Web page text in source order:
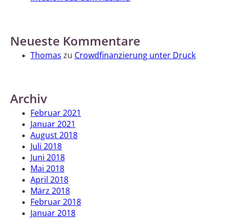
Neueste Kommentare
Thomas zu Crowdfinanzierung unter Druck
Archiv
Februar 2021
Januar 2021
August 2018
Juli 2018
Juni 2018
Mai 2018
April 2018
März 2018
Februar 2018
Januar 2018